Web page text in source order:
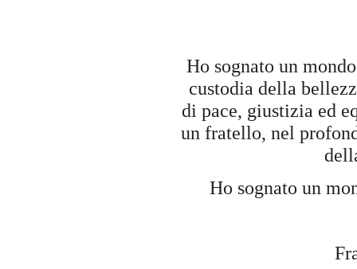
Ho sognato un mondo
custodia della
di pace, giustizia ed
un fratello, nel
Ho sognato un